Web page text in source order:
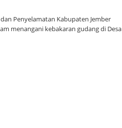
Penyelamatan Kabupaten Jember
menangani kebakaran gudang di Desa